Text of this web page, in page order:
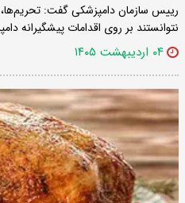
نتوانستند بر روی اقدامات پیشگیرانه
۰۴ اردیبهشت ۱۴۰۵